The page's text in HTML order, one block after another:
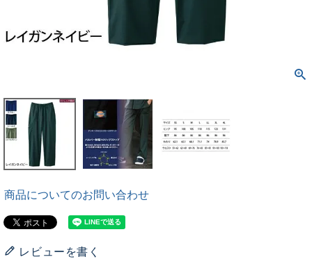
商品についてのお問い合わせ
レビューを書く